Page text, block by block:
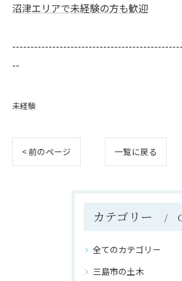
沼津エリアで未経験の方も歓迎
--
未経験
< 前のページ 一覧に戻る
カテゴリー
全てのカテゴリー
三島市の土木